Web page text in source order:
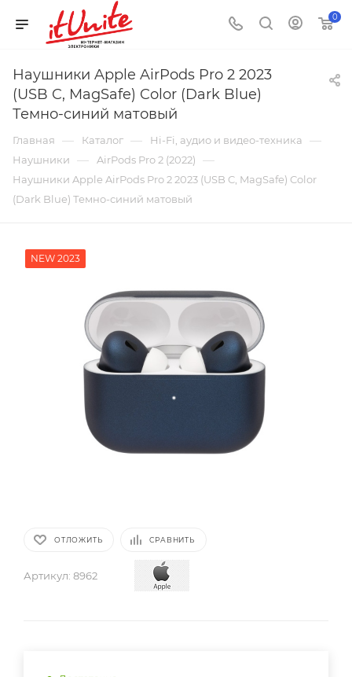
0
Наушники Apple AirPods Pro 2 2023
(USB C, MagSafe) Color (Dark Blue)
Темно-синий матовый
Главная — Каталог — Hi-Fi, аудио и видео-техника —
Наушники — AirPods Pro 2 (2022) —
Наушники Apple AirPods Pro 2 2023 (USB C, MagSafe) Color
(Dark Blue) Темно-синий матовый
NEW 2023
ОТЛОЖИТЬ СРАВНИТЬ
Артикул: 8962